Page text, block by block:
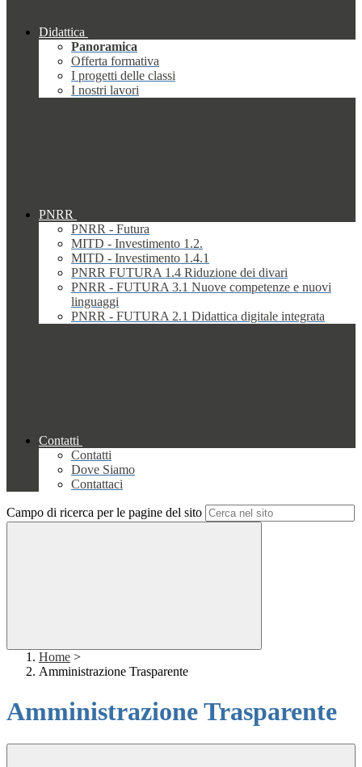
Didattica
Panoramica
Offerta formativa
I progetti delle classi
I nostri lavori
PNRR
PNRR - Futura
MITD - Investimento 1.2.
MITD - Investimento 1.4.1
PNRR FUTURA 1.4 Riduzione dei divari
PNRR - FUTURA 3.1 Nuove competenze e nuovi
linguaggi
PNRR - FUTURA 2.1 Didattica digitale integrata
Contatti
Contatti
Dove Siamo
Contattaci
Campo di ricerca per le pagine del sito
Home >
Amministrazione Trasparente
Amministrazione Trasparente